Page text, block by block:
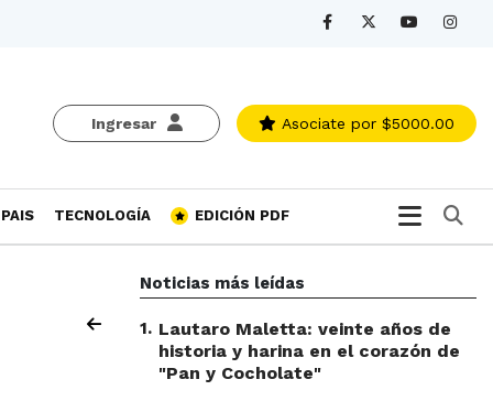
Ingresar Asociate por $5000.00
PAIS TECNOLOGÍA EDICIÓN PDF
Noticias más leídas
1. Lautaro Maletta: veinte años de
historia y harina en el corazón de
"Pan y Cocholate"